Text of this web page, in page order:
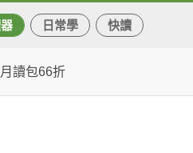
日常學 快讀
月讀包66折